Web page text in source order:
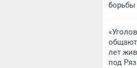
борьбы
лет
под